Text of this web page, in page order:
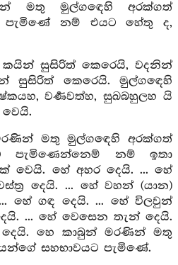
මතු මුල්ගඳෙහි අරක්ගත්
පැමිණේ නම් එයට හේතු ද,
සුසිරිත් කෙරෙයි, වදනින්
සුසිරිත් කෙරෙයි. මුල්ගඳෙහි
වර්‍ණවත්හ, සුඛබහුලහ යි
මතු මුල්ගඳෙහි අරක්ගත්
පැමිණෙන්නෙම් නම් ඉතා
වෙයි. හේ අහර දෙයි. ... හේ
දෙයි. ... හේ වහන් (යාන)
හේ ගඳ දෙයි. ... හේ විලවුන්
... හේ වෙසෙන තැන් දෙයි.
හෙ කාබුන් මරණින් මතු
සහභාවයට පැමිණේ.